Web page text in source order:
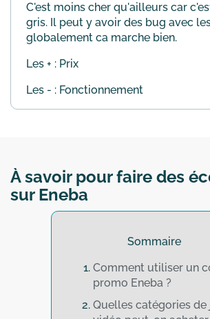
C'est moins cher qu'ailleurs car
gris. Il peut y avoir des bug avec
globalement ca marche bien.
Les + : Prix
Les - : Fonctionnement
À savoir pour faire des
sur Eneba
Sommaire
Comment utiliser un
promo Eneba ?
Quelles catégories de